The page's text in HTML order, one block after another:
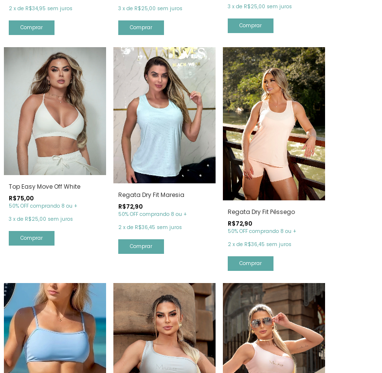
2 x de R$34,95 sem juros
Comprar
3 x de R$25,00 sem juros
Comprar
3 x de R$25,00 sem juros
Comprar
Top Easy Move Off White
R$75,00
50% OFF comprando 8 ou +
3 x de R$25,00 sem juros
Comprar
Regata Dry Fit Maresia
R$72,90
50% OFF comprando 8 ou +
2 x de R$36,45 sem juros
Comprar
Regata Dry Fit Pêssego
R$72,90
50% OFF comprando 8 ou +
2 x de R$36,45 sem juros
Comprar